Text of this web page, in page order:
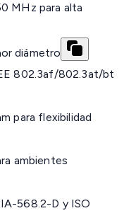
MHz para alta
diámetro
802.3af/802.3at/bt
para flexibilidad
ambientes
568.2-D y ISO